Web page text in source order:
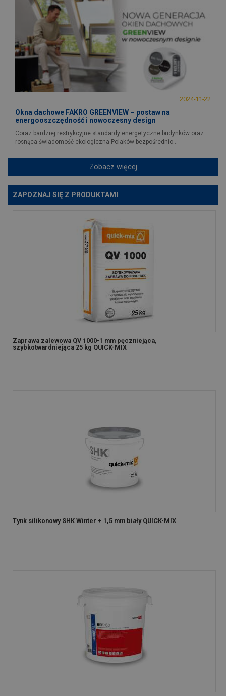
2024-11-22
Okna dachowe FAKRO GREENVIEW – postaw na
energooszczędność i nowoczesny design
Coraz bardziej restrykcyjne standardy energetyczne budynków oraz
rosnąca świadomość ekologiczna Polaków bezpośrednio...
Zobacz więcej
ZAPOZNAJ SIĘ Z PRODUKTAMI
Zaprawa zalewowa QV 1000-1 mm pęczniejąca,
szybkotwardniejąca 25 kg QUICK-MIX
Tynk silikonowy SHK Winter + 1,5 mm biały QUICK-MIX